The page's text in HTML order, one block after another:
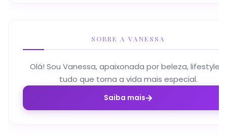
SOBRE A VANESSA
Olá! Sou Vanessa, apaixonada por beleza, lifestyle e
tudo que torna a vida mais especial.
Saiba mais